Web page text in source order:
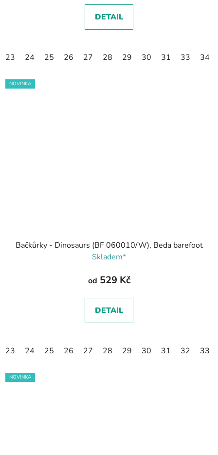
DETAIL
23 24 25 26 27 28 29 30 31 33 34
NOVINKA
Bačkůrky - Dinosaurs (BF 060010/W), Beda barefoot
Skladem*
od 529 Kč
DETAIL
23 24 25 26 27 28 29 30 31 32 33
NOVINKA